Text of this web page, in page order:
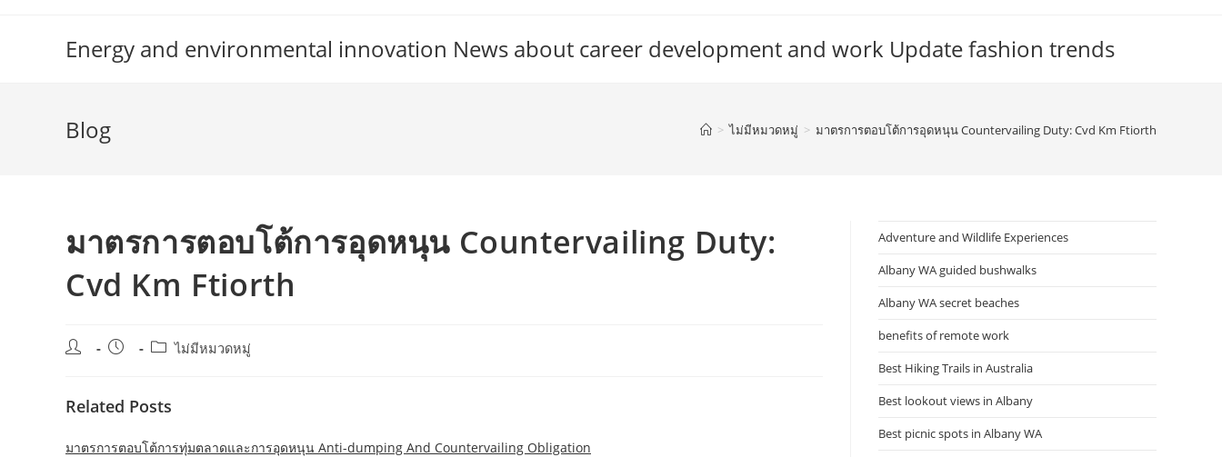
Energy and environmental innovation News about career development and work Update fashion trends
Blog > ไม่มีหมวดหมู่ > มาตรการตอบโต้การอุดหนุน Countervailing Duty: Cvd Km Ftiorth
มาตรการตอบโต้การอุดหนุน Countervailing Duty:
Cvd Km Ftiorth
Post
Post
Postไม่มีหมวดหมู่
Related Posts
มาตรการตอบโต้การทุ่มตลาดและการอุดหนุน Anti-dumping And Countervailing Obligation
Adventure and Wildlife Experiences
Albany WA guided bushwalks
Albany WA secret beaches
benefits of remote work
Best Hiking Trails in Australia
Best lookout views in Albany
Best picnic spots in Albany WA